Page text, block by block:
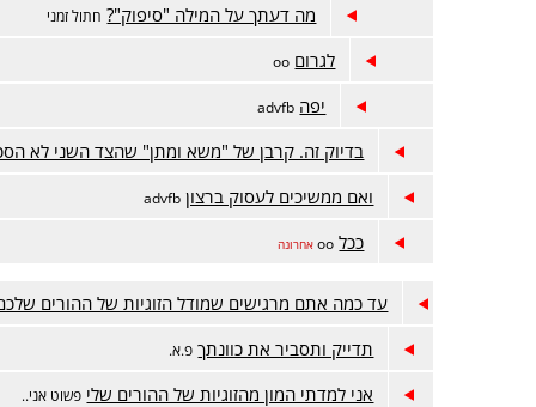
מה דעתך על המילה "סיפוק"? חתול זמני
לגרום oo
יפה advfb
בדיוק זה. קרבן של "משא ומתן" שהצד השני לא
ואם ממשיכים לעסוק ברצון advfb
ככל oo אחרונה
עד כמה אתם מרגישים שמודל הזוגיות של ההורים
תדייק ותסביר את כוונתך פ.א.
אני למדתי המון מהזוגיות של ההורים שלי פשוט אני..